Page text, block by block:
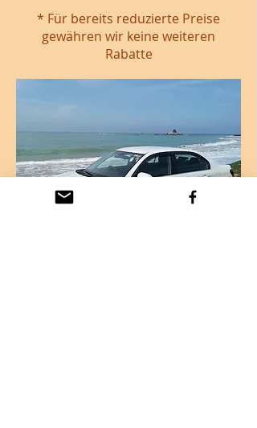
* Für bereits reduzierte Preise
gewähren wir keine weiteren
Rabatte